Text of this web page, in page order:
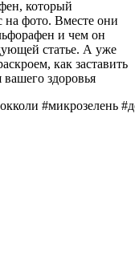
который
на фото. Вместе они
и чем он
статье. А уже
как заставить
вашего здоровья
#микрозелень